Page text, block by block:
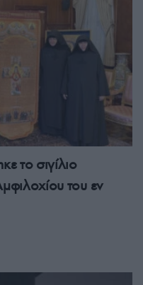
το σιγίλιο
του εν